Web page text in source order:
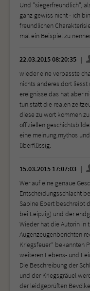
Und "siegerfreundlich",
ganz gewiss nicht - ich
freundlichen
mal ein Beispiel zu
22.03.2015 08:20:35
wieder eine verpasste
nichts anderes.dort
ereignisse.das hat aber
tun.statt die realen
diese zu wort kommen
offiziellen
eine meinung.mythos
überflüssig.
15.03.2015 17:07:03
Wer auf eine genaue
Entscheidungsschlacht
Sabine Ebert beschreibt
bei Leipzig) und der
Wieder hat die Autorin in
Augenzeugenberichten
Kriegsfeuer“ bekannten
weiteren Lebens- und
Die Beschreibung der
und der Kriegsgräuel
der leidgeprüften